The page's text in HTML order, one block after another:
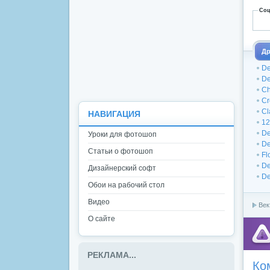
НАВИГАЦИЯ
Уроки для фотошоп
Статьи о фотошоп
Дизайнерский софт
Обои на рабочий стол
Видео
О сайте
РЕКЛАМА...